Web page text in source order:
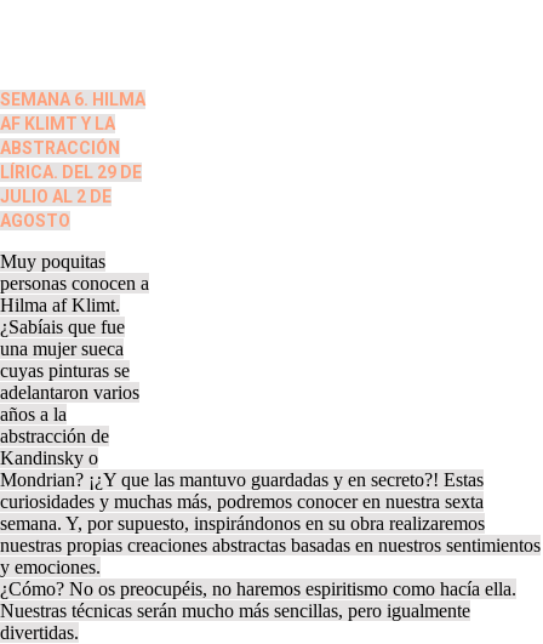
SEMANA 6. HILMA
AF KLIMT Y LA
ABSTRACCIÓN
LÍRICA. DEL 29 DE
JULIO AL 2 DE
AGOSTO
Muy poquitas
personas conocen a
Hilma af Klimt.
¿Sabíais que fue
una mujer sueca
cuyas pinturas se
adelantaron varios
años a la
abstracción de
Kandinsky o
Mondrian? ¡¿Y que las mantuvo guardadas y en secreto?! Estas
curiosidades y muchas más, podremos conocer en nuestra sexta
semana. Y, por supuesto, inspirándonos en su obra realizaremos
nuestras propias creaciones abstractas basadas en nuestros sentimientos
y emociones.
¿Cómo? No os preocupéis, no haremos espiritismo como hacía ella.
Nuestras técnicas serán mucho más sencillas, pero igualmente
divertidas.